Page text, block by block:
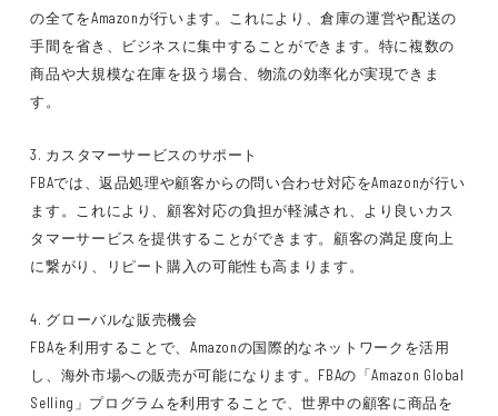
の全てをAmazonが行います。これにより、倉庫の運営や配送の
手間を省き、ビジネスに集中することができます。特に複数の
商品や大規模な在庫を扱う場合、物流の効率化が実現できま
す。
3. カスタマーサービスのサポート
FBAでは、返品処理や顧客からの問い合わせ対応をAmazonが行い
ます。これにより、顧客対応の負担が軽減され、より良いカス
タマーサービスを提供することができます。顧客の満足度向上
に繋がり、リピート購入の可能性も高まります。
4. グローバルな販売機会
FBAを利用することで、Amazonの国際的なネットワークを活用
し、海外市場への販売が可能になります。FBAの「Amazon Global
Selling」プログラムを利用することで、世界中の顧客に商品を